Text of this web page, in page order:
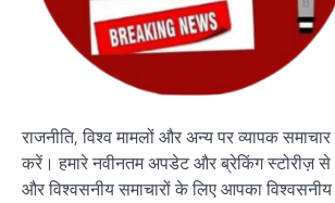
राजनीति, विश्व मामलों और अन्य पर व्यापक
करें। हमारे नवीनतम अपडेट और ब्रेकिंग स्टोरीज़
और विश्वसनीय समाचारों के लिए आपका